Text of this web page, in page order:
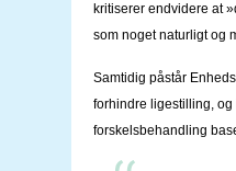
kritiserer endvidere at
som noget naturligt og
Samtidig påstår
forhindre ligestilling,
forskelsbehandling